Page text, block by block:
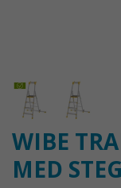
WIBE
MED